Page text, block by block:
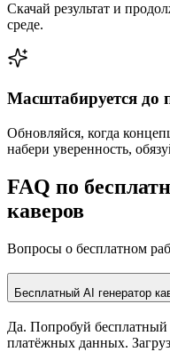
Скачай результат и
среде.
Масштабируется до
Обновляйся, когда
набери уверенность,
FAQ по
каверов
Вопросы о бесплатном
Бесплатный AI генератор
Да. Попробуй бесплатный
платёжных данных.